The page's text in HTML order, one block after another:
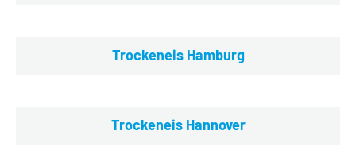
Trockeneis Hamburg
Trockeneis Hannover